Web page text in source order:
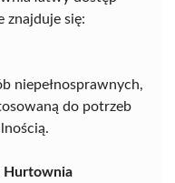
znajduje się:
niepełnosprawnych,
do potrzeb
Hurtownia